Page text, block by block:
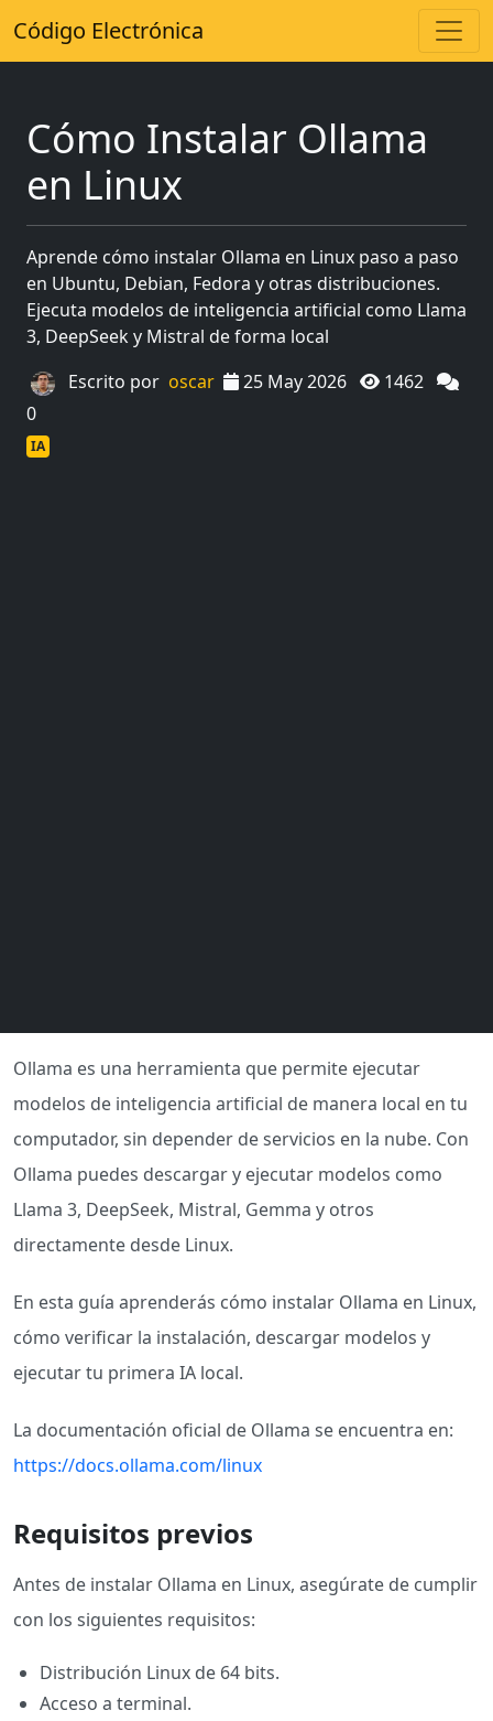
Código Electrónica
Cómo Instalar Ollama
en Linux
Aprende cómo instalar Ollama en Linux paso a paso
en Ubuntu, Debian, Fedora y otras distribuciones.
Ejecuta modelos de inteligencia artificial como Llama
3, DeepSeek y Mistral de forma local
Escrito por oscar 25 May 2026
1462
0
IA
Ollama es una herramienta que permite ejecutar
modelos de inteligencia artificial de manera local en tu
computador, sin depender de servicios en la nube. Con
Ollama puedes descargar y ejecutar modelos como
Llama 3, DeepSeek, Mistral, Gemma y otros
directamente desde Linux.
En esta guía aprenderás cómo instalar Ollama en Linux,
cómo verificar la instalación, descargar modelos y
ejecutar tu primera IA local.
La documentación oficial de Ollama se encuentra en:
https://docs.ollama.com/linux
Requisitos previos
Antes de instalar Ollama en Linux, asegúrate de cumplir
con los siguientes requisitos:
Distribución Linux de 64 bits.
Acceso a terminal.